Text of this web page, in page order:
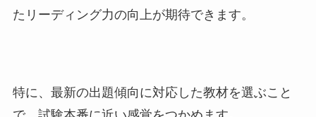
たリーディング力の向上が期待できます。
特に、最新の出題傾向に対応した教材を選ぶこと